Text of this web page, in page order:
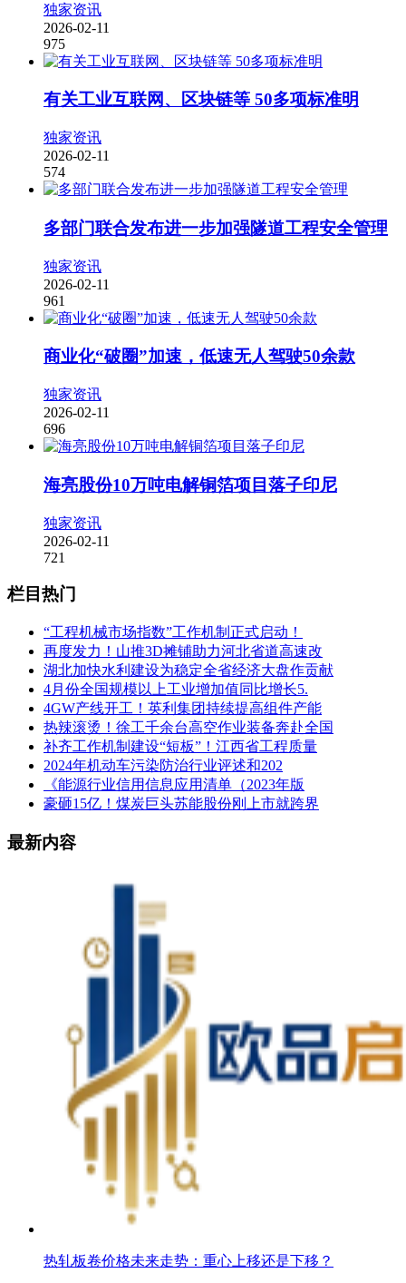
独家资讯
2026-02-11
975
有关工业互联网、区块链等 50多项标准明
独家资讯
2026-02-11
574
多部门联合发布进一步加强隧道工程安全管理
独家资讯
2026-02-11
961
商业化“破圈”加速，低速无人驾驶50余款
独家资讯
2026-02-11
696
海亮股份10万吨电解铜箔项目落子印尼
独家资讯
2026-02-11
721
栏目热门
“工程机械市场指数”工作机制正式启动！
再度发力！山推3D摊铺助力河北省道高速改
湖北加快水利建设为稳定全省经济大盘作贡献
4月份全国规模以上工业增加值同比增长5.
4GW产线开工！英利集团持续提高组件产能
热辣滚烫！徐工千余台高空作业装备奔赴全国
补齐工作机制建设“短板”！江西省工程质量
2024年机动车污染防治行业评述和202
《能源行业信用信息应用清单（2023年版
豪砸15亿！煤炭巨头苏能股份刚上市就跨界
最新内容
热轧板卷价格未来走势：重心上移还是下移？